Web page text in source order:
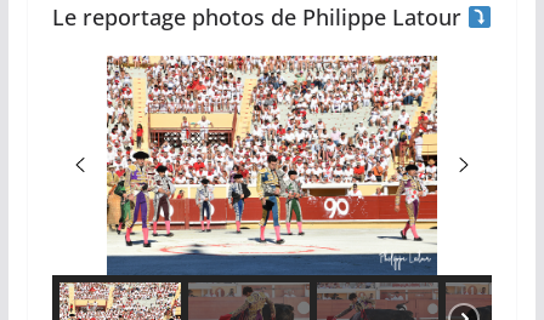
Le reportage photos de Philippe Latour